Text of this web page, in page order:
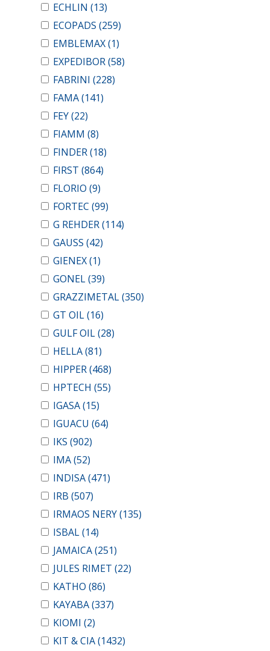
ECHLIN (13)
ECOPADS (259)
EMBLEMAX(1)
EXPEDIBOR(58)
FABRINI (228)
FAMA(141)
FEY(22)
FIAMM (8)
FINDER(18)
FIRST (864)
FLORIO (9)
FORTEC (99)
G REHDER(114)
GAUSS (42)
GIENEX(1)
GONEL(39)
GRAZZIMETAL(350)
GT OIL(16)
GULF OIL(28)
HELLA(81)
HIPPER(468)
HPTECH (55)
IGASA(15)
IGUACU (64)
IKS (902)
IMA(52)
INDISA(471)
IRB (507)
IRMAOS NERY(135)
ISBAL(14)
JAMAICA(251)
JULES RIMET (22)
KATHO (86)
KAYABA(337)
KIOMI (2)
KIT & CIA(1432)